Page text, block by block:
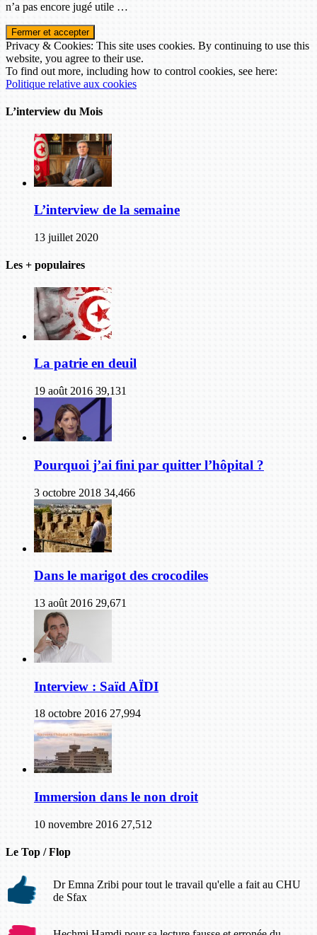
n’a pas encore jugé utile …
Privacy & Cookies: This site uses cookies. By continuing to use this
website, you agree to their use.
To find out more, including how to control cookies, see here:
Politique relative aux cookies
L’interview du Mois
L’interview de la semaine
13 juillet 2020
Les + populaires
La patrie en deuil
19 août 2016 39,131
Pourquoi j’ai fini par quitter l’hôpital ?
3 octobre 2018 34,466
Dans le marigot des crocodiles
13 août 2016 29,671
Interview : Saïd AÏDI
18 octobre 2016 27,994
Immersion dans le non droit
10 novembre 2016 27,512
Le Top / Flop
Dr Emna Zribi pour tout le travail qu'elle a fait au CHU
de Sfax